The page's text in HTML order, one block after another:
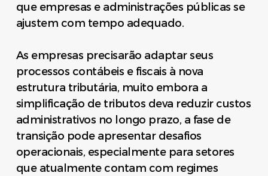
que empresas e administrações públicas se
ajustem com tempo adequado.
As empresas precisarão adaptar seus
processos contábeis e fiscais à nova
estrutura tributária, muito embora a
simplificação de tributos deva reduzir custos
administrativos no longo prazo, a fase de
transição pode apresentar desafios
operacionais, especialmente para setores
que atualmente contam com regimes